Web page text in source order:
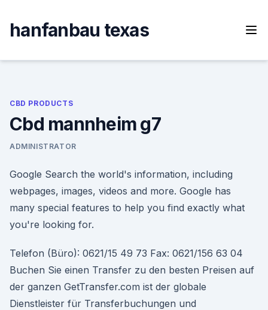
content
hanfanbau texas
CBD PRODUCTS
Cbd mannheim g7
ADMINISTRATOR
Google Search the world's information, including
webpages, images, videos and more. Google has
many special features to help you find exactly what
you're looking for.
Telefon (Büro): 0621/15 49 73 Fax: 0621/156 63 04
Buchen Sie einen Transfer zu den besten Preisen auf
der ganzen GetTransfer.com ist der globale
Dienstleister für Transferbuchungen und